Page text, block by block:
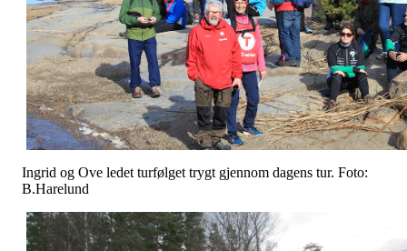
Ingrid og Ove ledet turfølget trygt gjennom dagens tur. Foto:
B.Harelund